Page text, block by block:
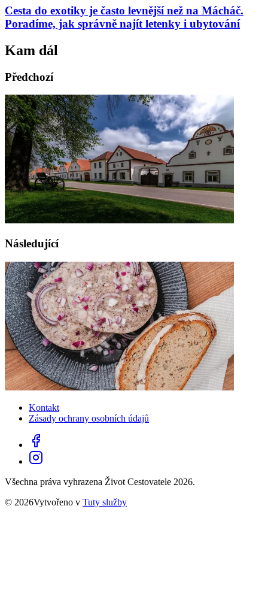
Cesta do exotiky je často levnější než na Mácháč.
Poradíme, jak správně najít letenky i ubytování
Kam dál
Předchozí
Následující
Kontakt
Zásady ochrany osobních údajů
Všechna práva vyhrazena Život Cestovatele 2026.
© 2026Vytvořeno v Tuty služby